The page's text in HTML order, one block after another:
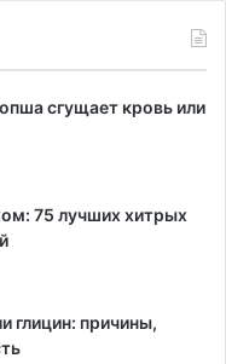
сгущает кровь или
75 лучших хитрых
глицин: причины,